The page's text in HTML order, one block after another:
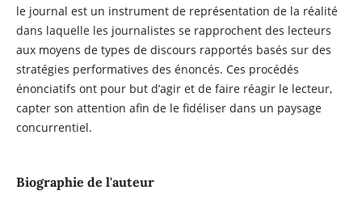
le journal est un instrument de représentation de la réalité
dans laquelle les journalistes se rapprochent des lecteurs
aux moyens de types de discours rapportés basés sur des
stratégies performatives des énoncés. Ces procédés
énonciatifs ont pour but d’agir et de faire réagir le lecteur,
capter son attention afin de le fidéliser dans un paysage
concurrentiel.
Biographie de l'auteur